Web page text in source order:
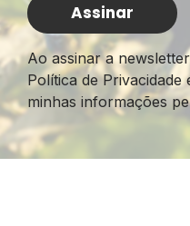
Ao assinar a
Política de
minhas informações